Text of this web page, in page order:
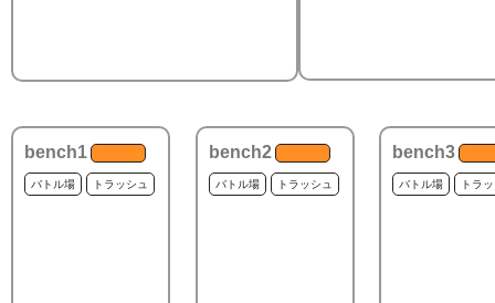
bench1
バトル場 トラッシュ
bench2
バトル場 トラッシュ
bench3
バトル場 トラ